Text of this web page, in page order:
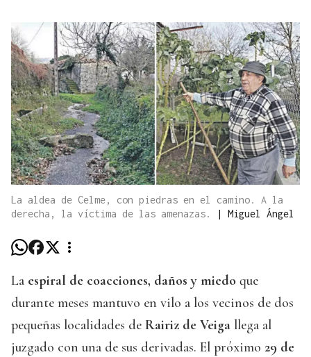
La aldea de Celme, con piedras en el camino. A la
derecha, la víctima de las amenazas.
| Miguel Ángel
La espiral de coacciones, daños y miedo que
durante meses mantuvo en vilo a los vecinos de dos
pequeñas localidades de Rairiz de Veiga llega al
juzgado con una de sus derivadas. El próximo 29 de